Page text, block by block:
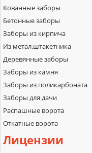
Кованные заборы
Бетонные заборы
Заборы из кирпича
Из метал.штакетника
Деревянные заборы
Заборы из камня
Заборы из поликарбоната
Заборы для дачи
Распашные ворота
Откатные ворота
Лицензии